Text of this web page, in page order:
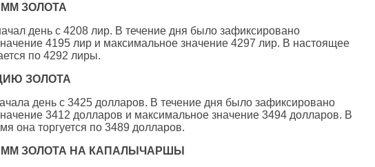
ЗОЛОТА
день с 4208 лир. В течение дня было зафиксировано
4195 лир и максимальное значение 4297 лир. В настоящее
по 4292 лиры.
ЗОЛОТА
день с 3425 долларов. В течение дня было зафиксировано
3412 долларов и максимальное значение 3494 долларов. В
она торгуется по 3489 долларов.
ЗОЛОТА НА КАПАЛЫЧАРШЫ